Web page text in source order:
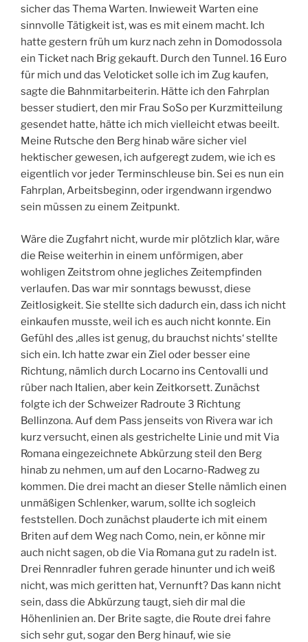
sicher das Thema Warten. Inwieweit Warten eine
sinnvolle Tätigkeit ist, was es mit einem macht. Ich
hatte gestern früh um kurz nach zehn in Domodossola
ein Ticket nach Brig gekauft. Durch den Tunnel. 16 Euro
für mich und das Veloticket solle ich im Zug kaufen,
sagte die Bahnmitarbeiterin. Hätte ich den Fahrplan
besser studiert, den mir Frau SoSo per Kurzmitteilung
gesendet hatte, hätte ich mich vielleicht etwas beeilt.
Meine Rutsche den Berg hinab wäre sicher viel
hektischer gewesen, ich aufgeregt zudem, wie ich es
eigentlich vor jeder Terminschleuse bin. Sei es nun ein
Fahrplan, Arbeitsbeginn, oder irgendwann irgendwo
sein müssen zu einem Zeitpunkt.
Wäre die Zugfahrt nicht, wurde mir plötzlich klar, wäre
die Reise weiterhin in einem unförmigen, aber
wohligen Zeitstrom ohne jegliches Zeitempfinden
verlaufen. Das war mir sonntags bewusst, diese
Zeitlosigkeit. Sie stellte sich dadurch ein, dass ich nicht
einkaufen musste, weil ich es auch nicht konnte. Ein
Gefühl des ‚alles ist genug, du brauchst nichts‘ stellte
sich ein. Ich hatte zwar ein Ziel oder besser eine
Richtung, nämlich durch Locarno ins Centovalli und
rüber nach Italien, aber kein Zeitkorsett. Zunächst
folgte ich der Schweizer Radroute 3 Richtung
Bellinzona. Auf dem Pass jenseits von Rivera war ich
kurz versucht, einen als gestrichelte Linie und mit Via
Romana eingezeichnete Abkürzung steil den Berg
hinab zu nehmen, um auf den Locarno-Radweg zu
kommen. Die drei macht an dieser Stelle nämlich einen
unmäßigen Schlenker, warum, sollte ich sogleich
feststellen. Doch zunächst plauderte ich mit einem
Briten auf dem Weg nach Como, nein, er könne mir
auch nicht sagen, ob die Via Romana gut zu radeln ist.
Drei Rennradler fuhren gerade hinunter und ich weiß
nicht, was mich geritten hat, Vernunft? Das kann nicht
sein, dass die Abkürzung taugt, sieh dir mal die
Höhenlinien an. Der Brite sagte, die Route drei fahre
sich sehr gut, sogar den Berg hinauf, wie sie